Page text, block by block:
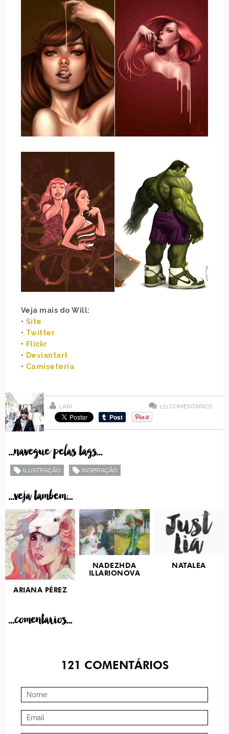
Veja mais do Will:
• Site
• Twitter
• Flickr
• Deviantart
• Camiseteria
LARI 121 COMENTÁRIOS
...navegue pelas tags...
ILUSTRAÇÃO INSPIRAÇÃO
...veja tambem...
ARIANA PÉREZ
NADEZHDA
ILLARIONOVA
NATALEA
...comentarios...
121 COMENTÁRIOS